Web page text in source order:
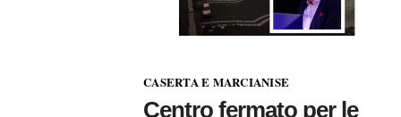
CASERTA E MARCIANISE
Centro fermato per le